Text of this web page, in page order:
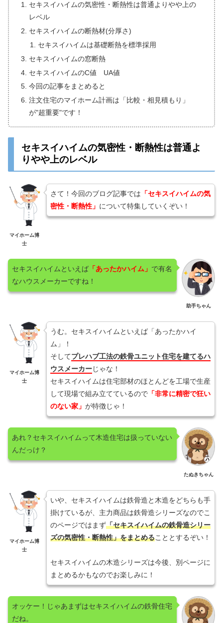
セキスイハイムの気密性・断熱性は普通よりやや上の
レベル
セキスイハイムの断熱材(分厚さ)
セキスイハイムは基礎断熱を標準採用
セキスイハイムの窓断熱
セキスイハイムのC値 UA値
今回の記事をまとめると
注文住宅のマイホーム計画は「比較・相見積もり」
が"超重要"です！
セキスイハイムの気密性・断熱性は普通よ
りやや上のレベル
マイホーム博
士
さて！今回のブログ記事では 「セキスイハイムの気
密性・断熱性」 について特集していくぞい！
助手ちゃん
セキスイハイムといえば 「あったかハイム」 で有名
なハウスメーカーですね！
マイホーム博
士
うむ。セキスイハイムといえば「あったかハイ
ム」！
そしてプレハブ工法の鉄骨ユニット住宅を建てるハ
ウスメーカーじゃな！
セキスイハイムは住宅部材のほとんどを工場で生産
して現場で組み立てているので「非常に精密で狂い
のない家」 が特徴じゃ！
たぬきちゃん
あれ？セキスイハイムって木造住宅は扱っていない
んだっけ？
マイホーム博
士
いや、セキスイハイムは鉄骨造と木造をどちらも手
掛けているが、主力商品は鉄骨造シリーズなのでこ
のページではまず「セキスイハイムの鉄骨造シリー
ズの気密性・断熱性」をまとめることとするぞい！
セキスイハイムの木造シリーズは今後、別ページに
まとめるかもなのでお楽しみに！
オッケー！じゃあまずはセキスイハイムの鉄骨住宅
だね。